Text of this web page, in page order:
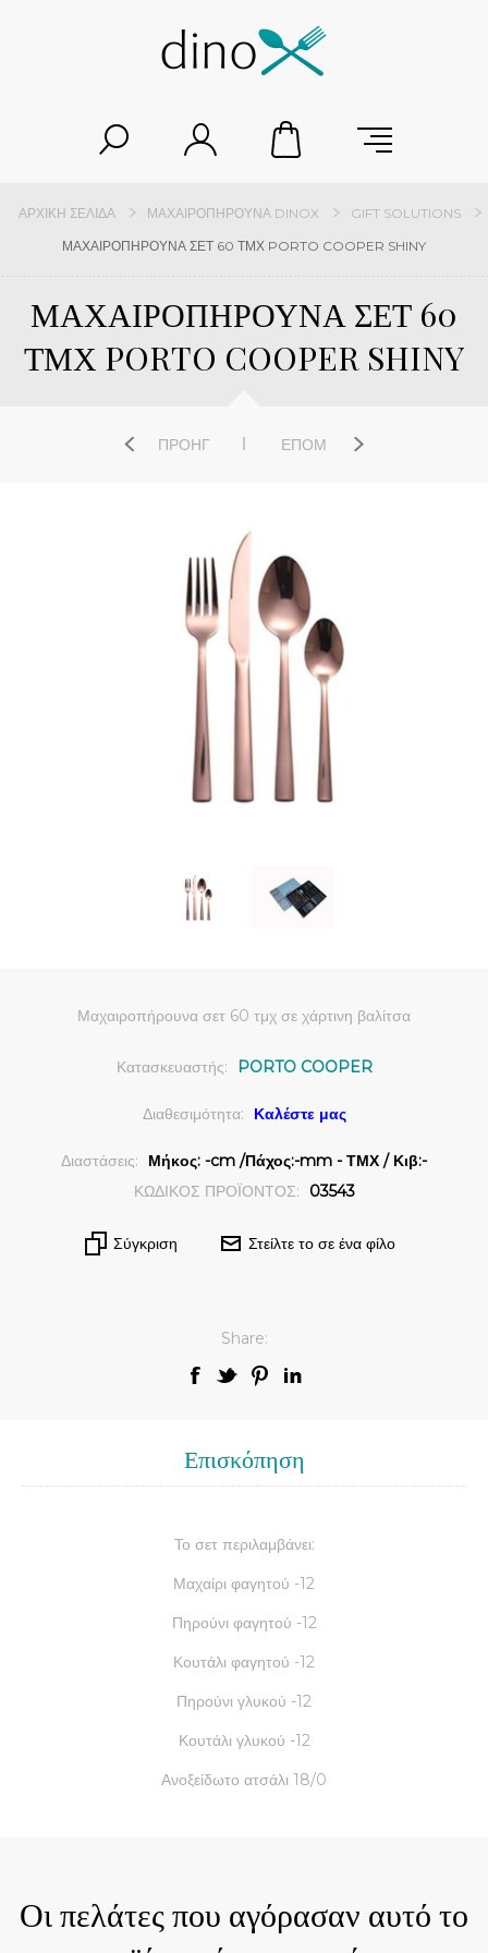
ΑΡΧΙΚΉ ΣΕΛΊΔΑ ΜΑΧΑΙΡΟΠΉΡΟΥΝΑ DINOX
GIFT SOLUTIONS
ΜΑΧΑΙΡΟΠΗΡΟΥΝΑ ΣΕΤ 60 ΤΜΧ PORTO COOPER SHINY
ΜΑΧΑΙΡΟΠΗΡΟΥΝΑ ΣΕΤ 60
ΤΜΧ PORTO COOPER SHINY
ΠΡΟΗΓ ΕΠΌΜ
Μαχαιροπήρουνα σετ 60 τμχ σε χάρτινη βαλίτσα
Κατασκευαστής: PORTO COOPER
Διαθεσιμότητα: Καλέστε μας
Διαστάσεις:
Μήκος: -cm /Πάχος:-mm - ΤΜΧ / Κιβ:-
ΚΩΔΙΚΟΣ ΠΡΟΪΟΝΤΟΣ:
03543
Σύγκριση Στείλτε το σε ένα φίλο
Share:
Επισκόπηση
Το σετ περιλαμβάνει:
Μαχαίρι φαγητού -12
Πηρούνι φαγητού -12
Κουτάλι φαγητού -12
Πηρούνι γλυκού -12
Κουτάλι γλυκού -12
Ανοξείδωτο ατσάλι 18/0
Οι πελάτες που αγόρασαν αυτό το